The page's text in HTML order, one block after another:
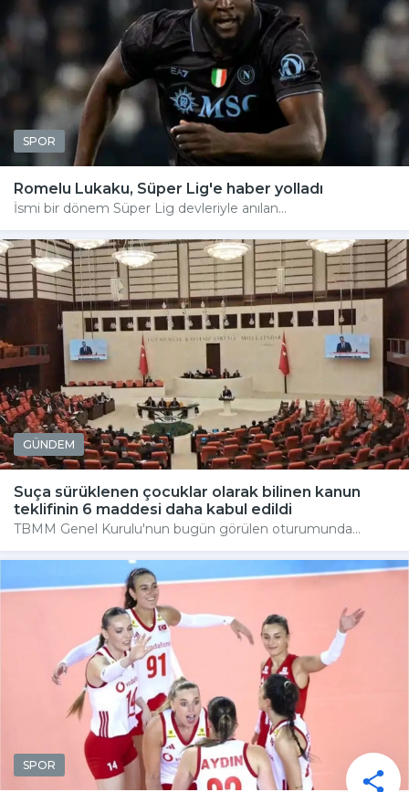
SPOR
Romelu Lukaku, Süper Lig'e haber yolladı
İsmi bir dönem Süper Lig devleriyle anılan...
GÜNDEM
Suça sürüklenen çocuklar olarak bilinen kanun
teklifinin 6 maddesi daha kabul edildi
TBMM Genel Kurulu'nun bugün görülen oturumunda...
SPOR